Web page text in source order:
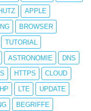
APPLE
BROWSER
TUTORIAL
ASTRONOMIE DNS
HTTPS CLOUD
LTE UPDATE
BEGRIFFE